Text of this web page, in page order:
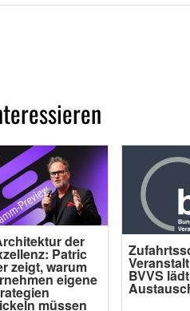
der
Patric
zeigt, warum
eigene
müssen
BVVS